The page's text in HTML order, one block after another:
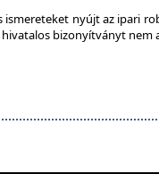
ismereteket nyújt az ipari
bizonyítványt nem